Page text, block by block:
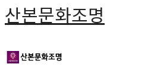
산본문화조명